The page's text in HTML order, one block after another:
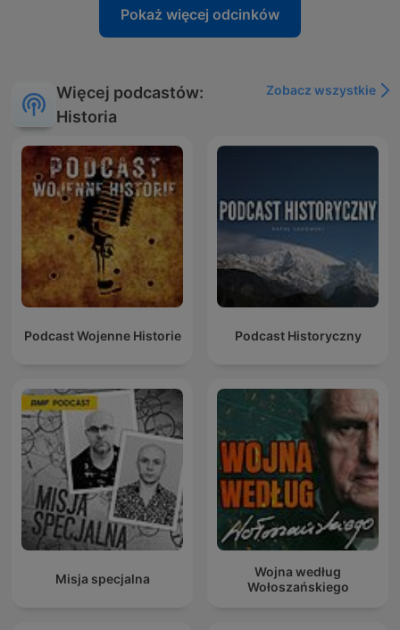
Pokaż więcej odcinków
Więcej podcastów:
Historia
Zobacz wszystkie
Podcast Wojenne Historie Podcast Historyczny
Misja specjalna
Wojna według
Wołoszańskiego